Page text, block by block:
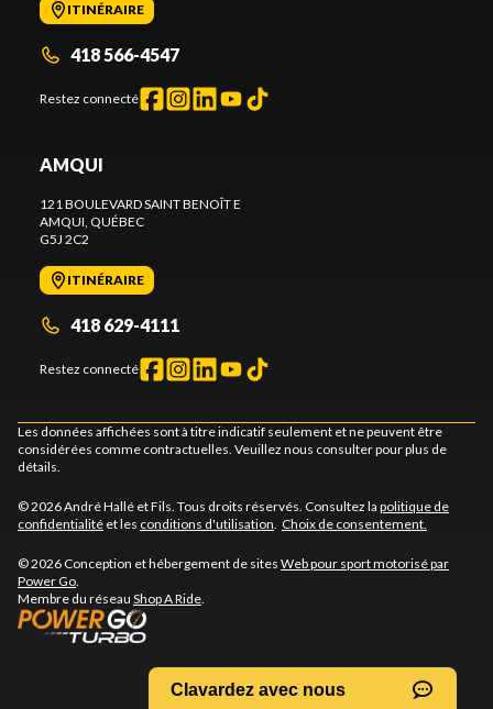
ITINÉRAIRE
418 566-4547
Restez connecté
AMQUI
121 BOULEVARD SAINT BENOÎT E
AMQUI, QUÉBEC
G5J 2C2
ITINÉRAIRE
418 629-4111
Restez connecté
Les données affichées sont à titre indicatif seulement et ne peuvent être
considérées comme contractuelles. Veuillez nous consulter pour plus de
détails.
© 2026 André Hallé et Fils. Tous droits réservés. Consultez la politique de
confidentialité et les conditions d'utilisation. Choix de consentement.
© 2026 Conception et hébergement de sites Web pour sport motorisé par
Power Go.
Membre du réseau Shop A Ride.